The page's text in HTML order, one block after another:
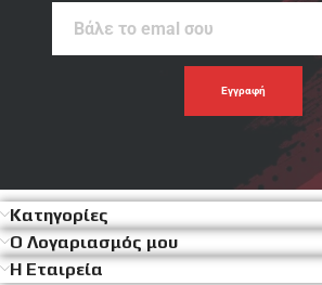
Κατηγορίες
Ο Λογαριασμός μου
Η Εταιρεία